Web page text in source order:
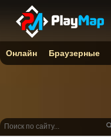
Онлайн Браузерные